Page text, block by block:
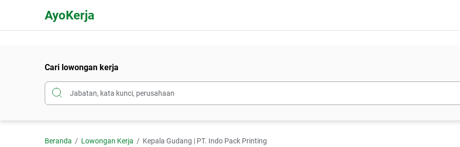
AyoKerja
Cari lowongan kerja
Beranda Lowongan Kerja Kepala Gudang | PT. Indo Pack Printing